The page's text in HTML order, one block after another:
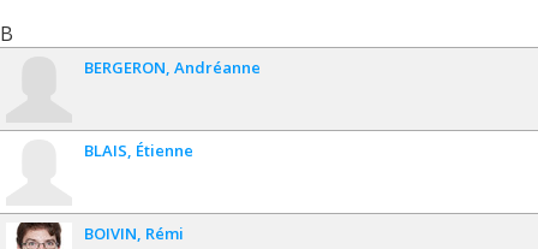
B
BERGERON Andréanne
BLAIS Étienne
BOIVIN Rémi